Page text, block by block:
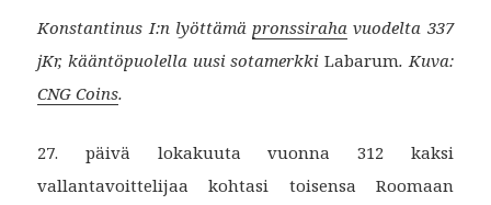
Konstantinus I:n lyöttämä pronssiraha vuodelta 337
jKr, kääntöpuolella uusi sotamerkki Labarum. Kuva:
CNG Coins.
27. päivä lokakuuta vuonna 312 kaksi
vallantavoittelijaa kohtasi toisensa Roomaan